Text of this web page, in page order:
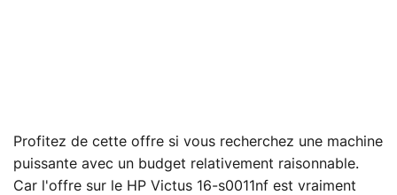
Profitez de cette offre si vous recherchez une machine
puissante avec un budget relativement raisonnable.
Car l'offre sur le HP Victus 16-s0011nf est vraiment